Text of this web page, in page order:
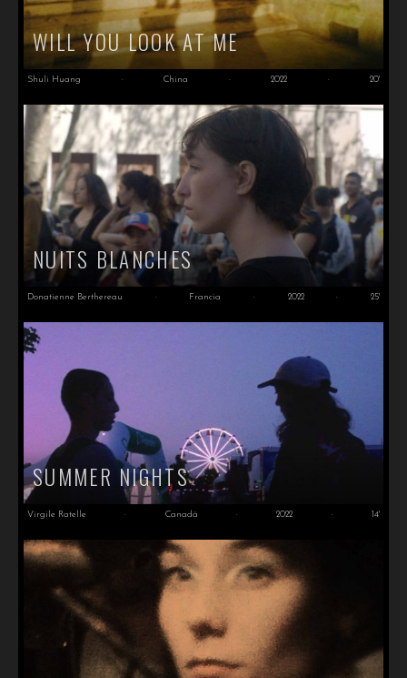
WILL YOU LOOK AT ME
Shuli Huang · China · 2022 · 20'
NUITS BLANCHES
Donatienne Berthereau · Francia · 2022 · 25'
SUMMER NIGHTS
Virgile Ratelle · Canadá · 2022 · 14'